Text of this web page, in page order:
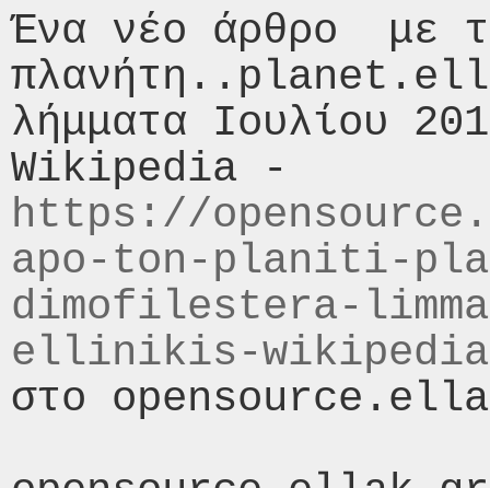
Ένα νέο άρθρο  με
λήμματα Ιουλίου
https://
apo-ton-planiti-
dimofilestera-
ellinikis-
στο